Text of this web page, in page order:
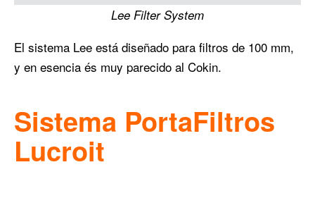
Lee Filter System
El sistema Lee está diseñado para filtros de 100 mm,
y en esencia és muy parecido al Cokin.
Sistema PortaFiltros
Lucroit